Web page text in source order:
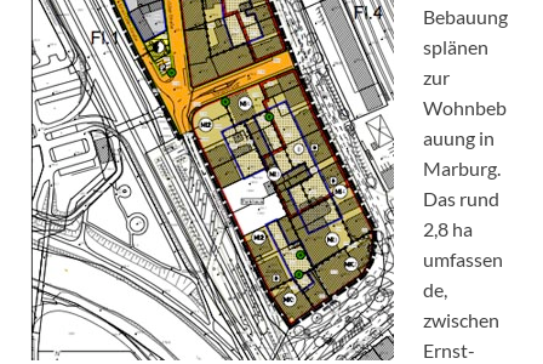
Bebauung
splänen
zur
Wohnbeb
auung in
Marburg.
Das rund
2,8 ha
umfassen
de,
zwischen
Ernst-